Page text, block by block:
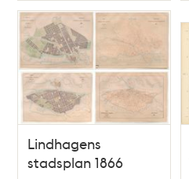
Lindhagens
stadsplan 1866